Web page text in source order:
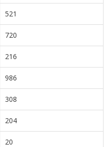
521
720
216
986
308
204
20